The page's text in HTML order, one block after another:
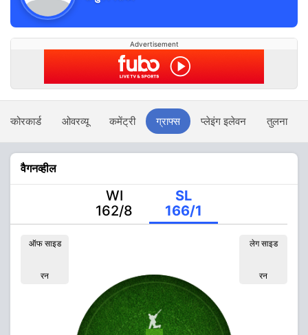
Advertisement
स्कोरकार्ड ओवरव्यू कमेंट्री ग्राफ्स प्लेइंग इलेवन तुलना
वैगनव्हील
WI
162/8
SL
166/1
ऑफ साइड
रन
लेग साइड
रन